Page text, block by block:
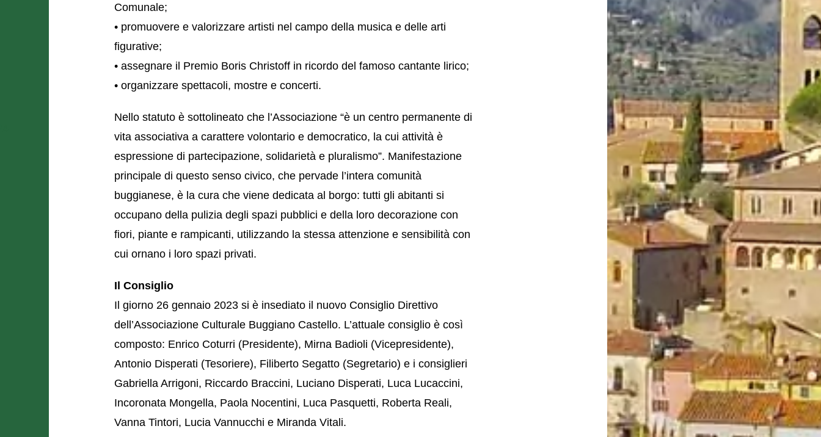
Comunale;
• promuovere e valorizzare artisti nel campo della musica e delle arti
figurative;
• assegnare il Premio Boris Christoff in ricordo del famoso cantante lirico;
• organizzare spettacoli, mostre e concerti.
Nello statuto è sottolineato che l’Associazione “è un centro permanente di
vita associativa a carattere volontario e democratico, la cui attività è
espressione di partecipazione, solidarietà e pluralismo”. Manifestazione
principale di questo senso civico, che pervade l’intera comunità
buggianese, è la cura che viene dedicata al borgo: tutti gli abitanti si
occupano della pulizia degli spazi pubblici e della loro decorazione con
fiori, piante e rampicanti, utilizzando la stessa attenzione e sensibilità con
cui ornano i loro spazi privati.
Il Consiglio
Il giorno 26 gennaio 2023 si è insediato il nuovo Consiglio Direttivo
dell’Associazione Culturale Buggiano Castello. L’attuale consiglio è così
composto: Enrico Coturri (Presidente), Mirna Badioli (Vicepresidente),
Antonio Disperati (Tesoriere), Filiberto Segatto (Segretario) e i consiglieri
Gabriella Arrigoni, Riccardo Braccini, Luciano Disperati, Luca Lucaccini,
Incoronata Mongella, Paola Nocentini, Luca Pasquetti, Roberta Reali,
Vanna Tintori, Lucia Vannucchi e Miranda Vitali.